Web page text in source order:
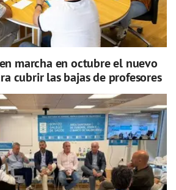
marcha en octubre el nuevo
cubrir las bajas de profesores